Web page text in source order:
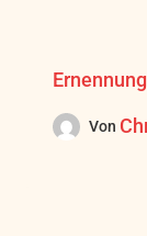
Von